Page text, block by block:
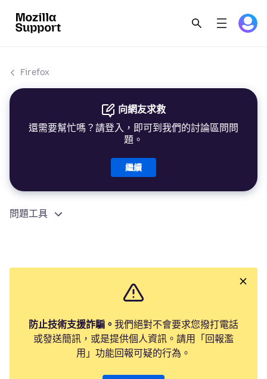
Firefox
向網友求救
還需要幫忙嗎？請登入，即可到我們的討論區問問
題。
繼續
問題工具
防止技術支援詐騙。 我們絕對不會要求您撥打電話
或發送簡訊，或是提供個人資訊。請用「回報濫
用」功能回報可疑的行為。